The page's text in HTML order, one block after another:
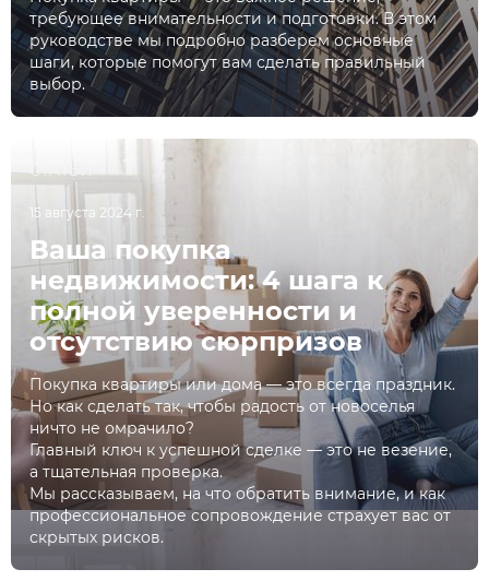
требующее внимательности и подготовки. В этом
руководстве мы подробно разберем основные
шаги, которые помогут вам сделать правильный
выбор.
СТАТЬИ
15 августа 2024 г.
Ваша покупка
недвижимости: 4 шага к
полной уверенности и
отсутствию сюрпризов
Покупка квартиры или дома — это всегда праздник.
Но как сделать так, чтобы радость от новоселья
ничто не омрачило?
Главный ключ к успешной сделке — это не везение,
а тщательная проверка.
Мы рассказываем, на что обратить внимание, и как
профессиональное сопровождение страхует вас от
скрытых рисков.